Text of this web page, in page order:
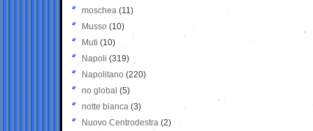
moschea (11)
Musso (10)
Muti (10)
Napoli (319)
Napolitano (220)
no global (5)
notte bianca (3)
Nuovo Centrodestra (2)